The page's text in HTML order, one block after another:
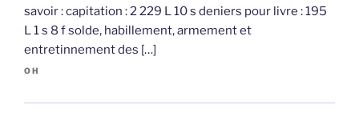
savoir : capitation : 2 229 L 10 s deniers pour livre : 195
L 1 s 8 f solde, habillement, armement et
entretinnement des […]
OH